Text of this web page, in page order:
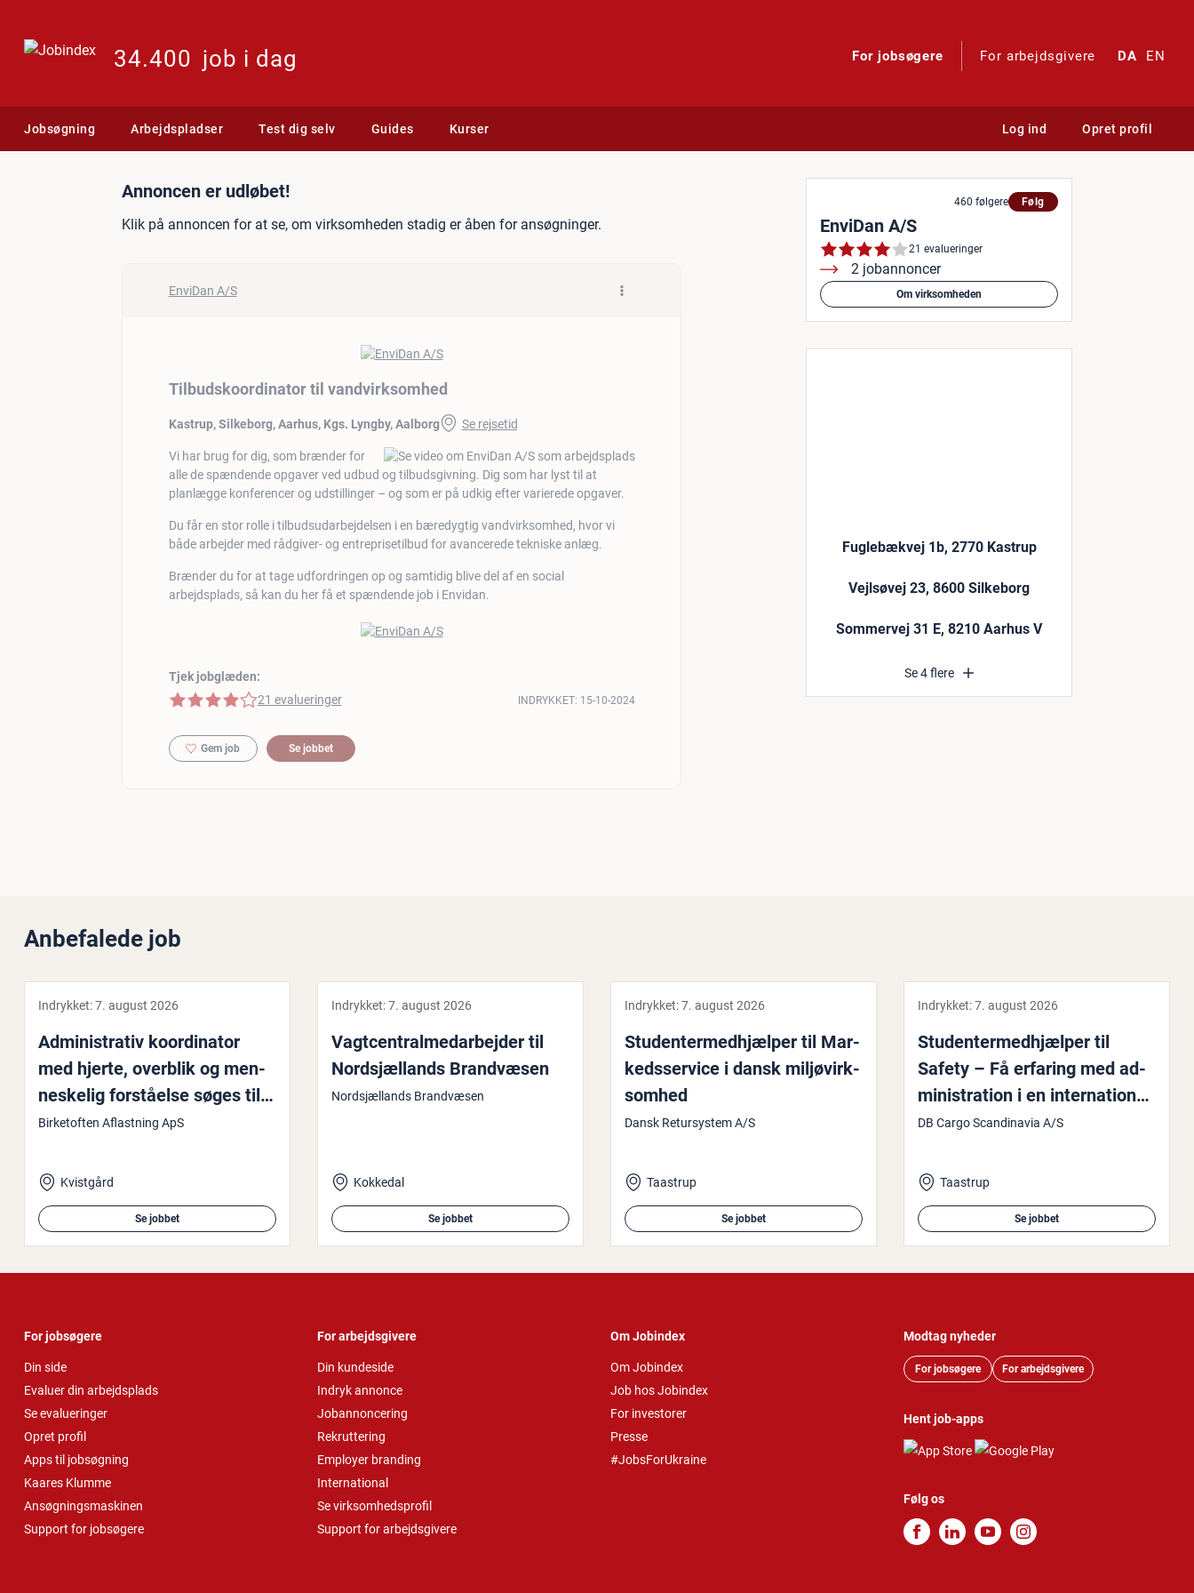
34.400 job i dag For jobsøgere For arbejdsgivere DA EN
Jobsøgning Arbejdspladser Test dig selv Guides Kurser Log ind Opret profil
Jobannonce: Tilbudskoordinator til vandvirksomhed
Annoncen er udløbet!
Klik på annoncen for at se, om virksomheden stadig er åben for ansøgninger.
EnviDan A/S
Tilbudskoordinator til vandvirksomhed
Kastrup, Silkeborg, Aarhus, Kgs. Lyngby, Aalborg Se rejsetid
Vi har brug for dig, som brænder for
alle de spændende opgaver ved udbud og tilbudsgivning. Dig som har lyst til at
planlægge konferencer og udstillinger – og som er på udkig efter varierede opgaver.
Du får en stor rolle i tilbudsudarbejdelsen i en bæredygtig vandvirksomhed, hvor vi
både arbejder med rådgiver- og entreprisetilbud for avancerede tekniske anlæg.
Brænder du for at tage udfordringen op og samtidig blive del af en social
arbejdsplads, så kan du her få et spændende job i Envidan.
Tjek jobglæden:
4 af 5 stjerner
21 evalueringer INDRYKKET: 15-10-2024
Gem job Se jobbet
460 følgere Følg
EnviDan A/S
21 evalueringer
2 jobannoncer
Om virksomheden
Fuglebækvej 1b, 2770 Kastrup
Vejlsøvej 23, 8600 Silkeborg
Sommervej 31 E, 8210 Aarhus V
Se 4 flere
Anbefalede job
Indrykket:7. august 2026
Ad­mi­ni­stra­tiv ko­or­di­na­tor
med hjerte, overblik og men­
ne­ske­lig for­stå­el­se søges til
Bir­ke­tof­ten
Birketoften Aflastning ApS
Kvistgård
Se jobbet
Indrykket:7. august 2026
Vagt­cen­tral­me­d­ar­bej­der til
Nord­s­jæl­lands Brand­væ­sen
Nordsjællands Brandvæsen
Kokkedal
Se jobbet
Indrykket:7. august 2026
Stu­den­ter­med­hjæl­per til Mar­
keds­ser­vi­ce i dansk mil­jøvirk­
som­hed
Dansk Retursystem A/S
Taastrup
Se jobbet
Indrykket:7. august 2026
Stu­den­ter­med­hjæl­per til
Safety – Få erfaring med ad­
mi­ni­stra­tion i en in­ter­na­tio­nal
jer­n­ba­ne­virk­som­hed
DB Cargo Scandinavia A/S
Taastrup
Se jobbet
For jobsøgere
Din side
Evaluer din arbejdsplads
Se evalueringer
Opret profil
Apps til jobsøgning
Kaares Klumme
Ansøgningsmaskinen
Support for jobsøgere
For arbejdsgivere
Din kundeside
Indryk annonce
Jobannoncering
Rekruttering
Employer branding
International
Se virksomhedsprofil
Support for arbejdsgivere
Om Jobindex
Om Jobindex
Job hos Jobindex
For investorer
Presse
#JobsForUkraine
Modtag nyheder
For jobsøgere For arbejdsgivere
Hent job-apps
Følg os